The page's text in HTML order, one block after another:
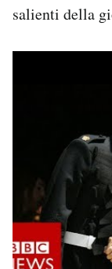
salienti della